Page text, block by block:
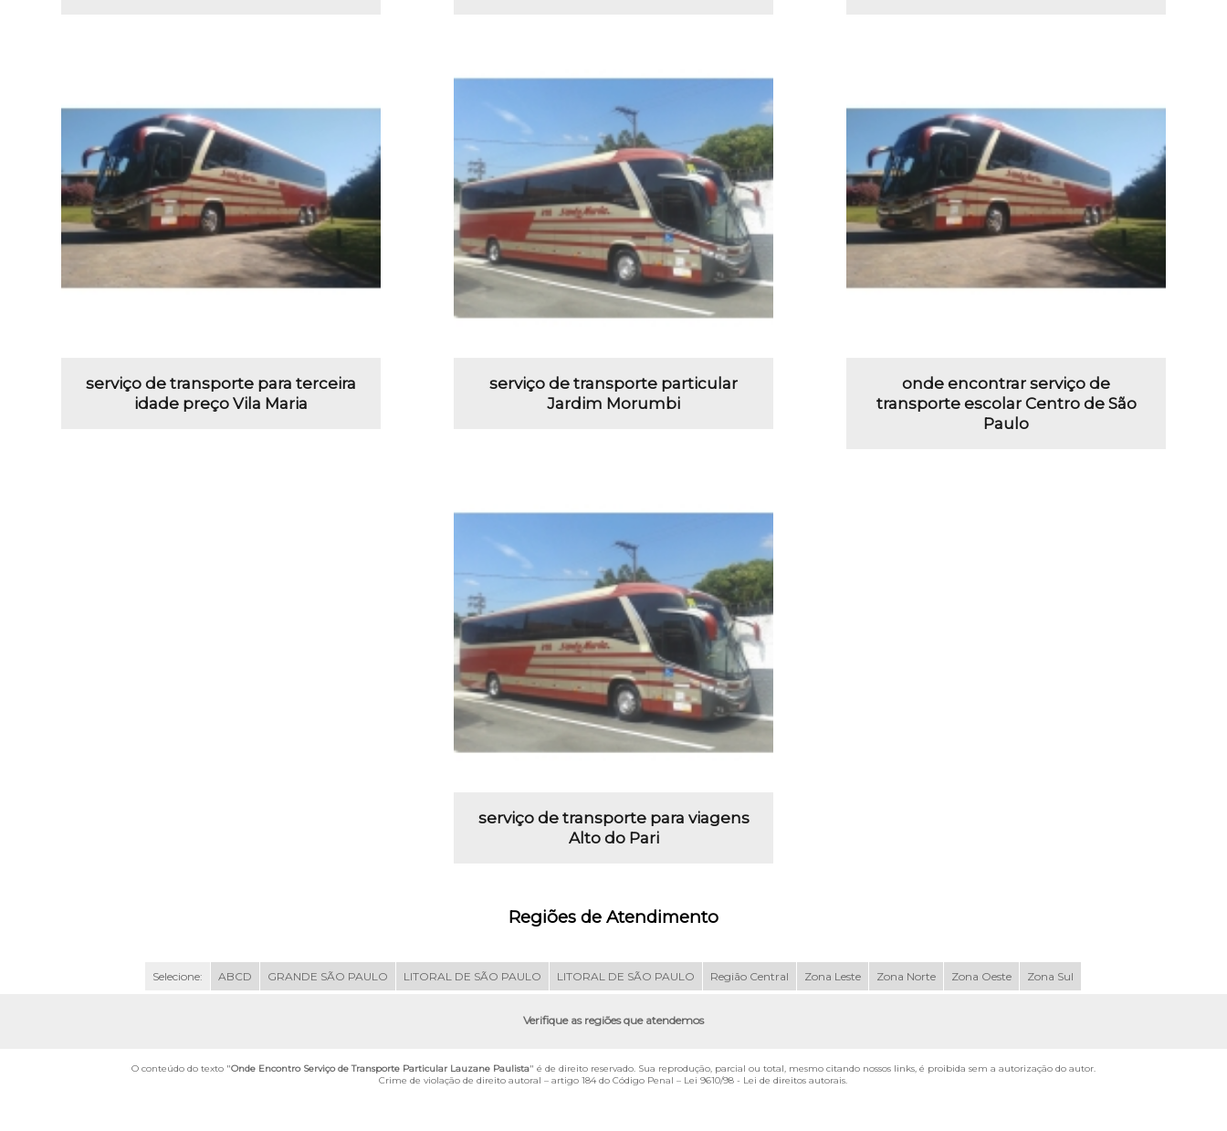
serviço de transporte para terceira
idade preço Vila Maria
serviço de transporte particular
Jardim Morumbi
onde encontrar serviço de
transporte escolar Centro de São
Paulo
serviço de transporte para viagens
Alto do Pari
Regiões de Atendimento
Selecione: ABCD GRANDE SÃO PAULO LITORAL DE SÃO PAULO LITORAL DE SÃO PAULO Região Central Zona Leste Zona Norte Zona Oeste Zona Sul
Verifique as regiões que atendemos
O conteúdo do texto "Onde Encontro Serviço de Transporte Particular Lauzane Paulista" é de direito reservado. Sua reprodução, parcial ou total, mesmo citando nossos links, é proibida sem a autorização do autor.
Crime de violação de direito autoral – artigo 184 do Código Penal – Lei 9610/98 - Lei de direitos autorais.